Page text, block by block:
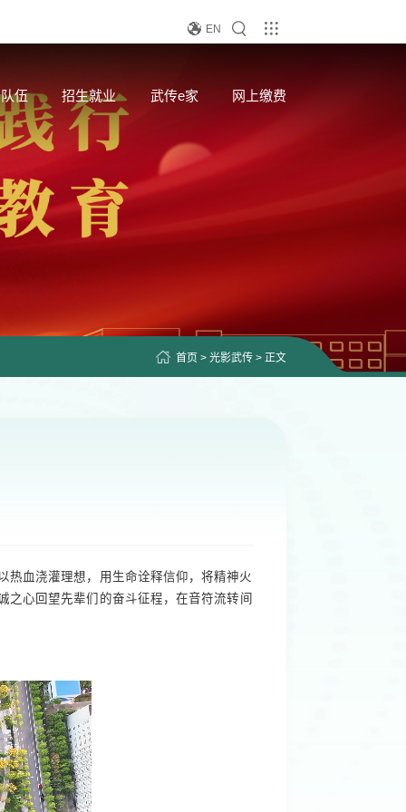
EN
伍 招生就业 武传e家 网上缴费
首页 > 光影武传 > 正文
热血浇灌理想，用生命诠释信仰，将精神火
之心回望先辈们的奋斗征程，在音符流转间